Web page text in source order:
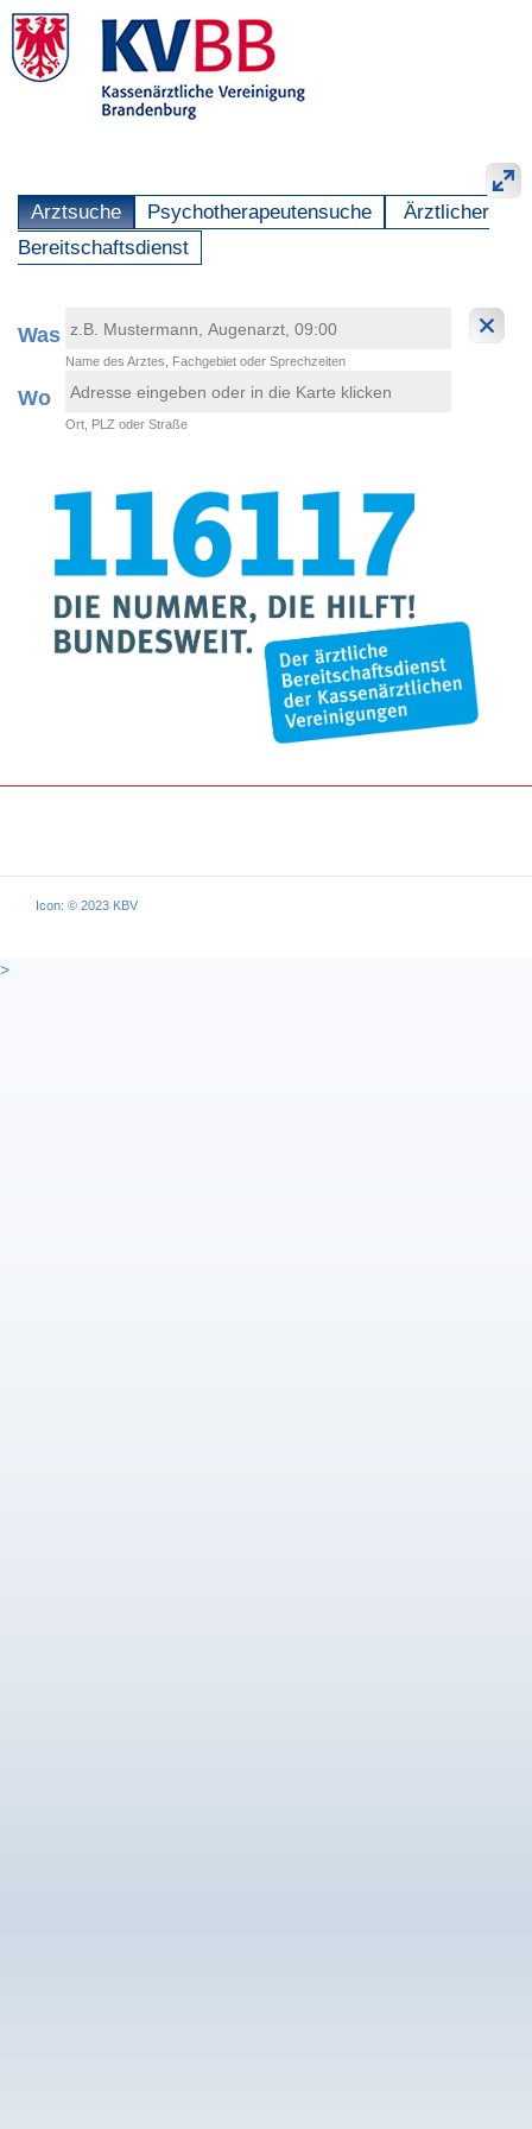
Arztsuche Psychotherapeutensuche
Ärztlicher
Bereitschaftsdienst
Was
Name des Arztes, Fachgebiet oder Sprechzeiten
Wo
Ort, PLZ oder Straße
Icon: © 2023 KBV
>